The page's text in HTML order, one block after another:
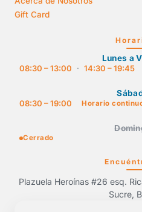
Gift Card
Lunes a
08:30 – 13:00
· 14:30 – 19:45
08:30 – 19:00
Horario
Cerrado
Plazuela Heroínas #26 esq.
Sucre,